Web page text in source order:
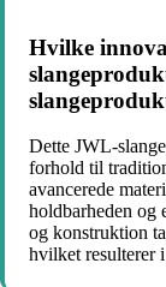
Hvilke
Dette JWL-
forhold til
avancerede
holdbarheden og
og konstruktion
hvilket resulterer